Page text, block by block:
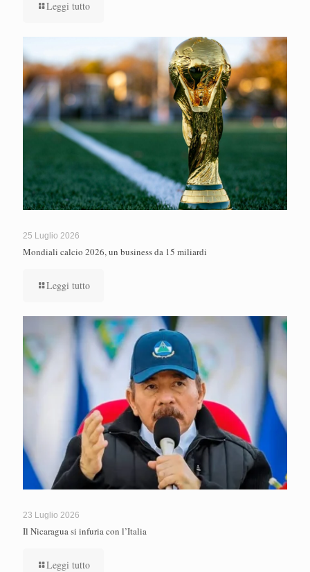
Leggi tutto
25 Luglio 2026
Mondiali calcio 2026, un business da 15 miliardi
Leggi tutto
23 Luglio 2026
Il Nicaragua si infuria con l’Italia
Leggi tutto